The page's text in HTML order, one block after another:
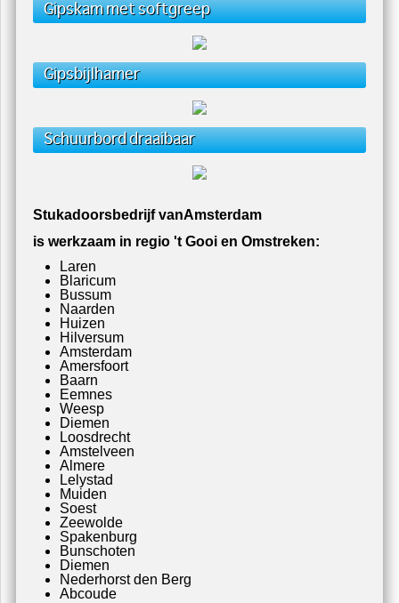
Gipskam met softgreep
Gipsbijlhamer
Schuurbord draaibaar
Stukadoorsbedrijf vanAmsterdam
is werkzaam in regio 't Gooi en Omstreken:
Laren
Blaricum
Bussum
Naarden
Huizen
Hilversum
Amsterdam
Amersfoort
Baarn
Eemnes
Weesp
Diemen
Loosdrecht
Amstelveen
Almere
Lelystad
Muiden
Soest
Zeewolde
Spakenburg
Bunschoten
Diemen
Nederhorst den Berg
Abcoude